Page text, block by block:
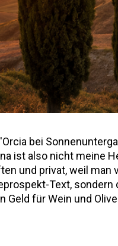
bei
ist also nicht meine
und privat, weil
Text,
Geld für Wein und